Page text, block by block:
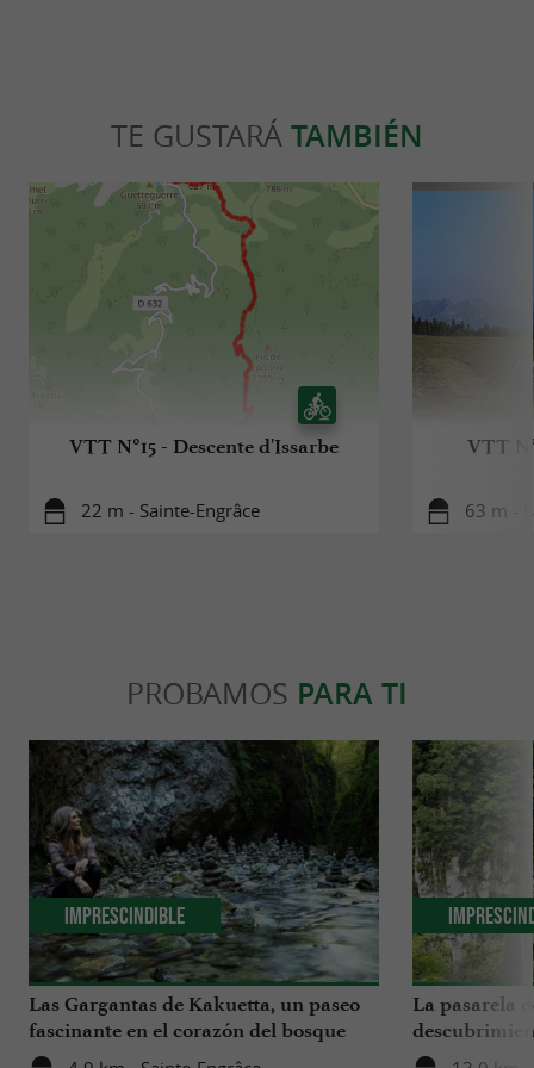
TE GUSTARÁ TAMBIÉN
VTT N°15 - Descente d'Issarbe
22 m - Sainte-Engrâce
VTT
63 m -
PROBAMOS PARA TI
Las Gargantas de Kakuetta, un paseo
fascinante en el corazón del bosque
húmedo del País Vasco
Imprescindible
La pasarela
desfiladero